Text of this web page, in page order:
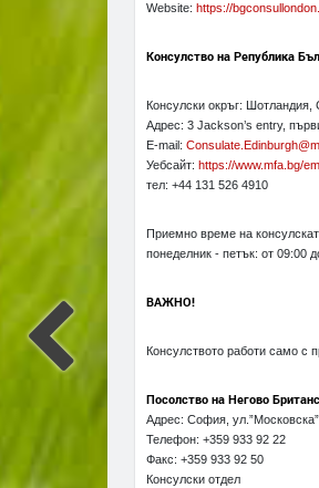
Website: https://
Консулство на Република
Консулски oкръг:
Адрес: 3 Jackson’s entry,
E-mail:
Уебсайт: https://www.mfa.bg/
тел: +44 131 526 4910
Приемно време на
понеделник - петък: от 09:00
ВАЖНО!
Консулството работи само с
Посолство на Негово
Адрес: София,
Телефон: +359 933 92 22
Факс: +359 933 92 50
Консулски отдел